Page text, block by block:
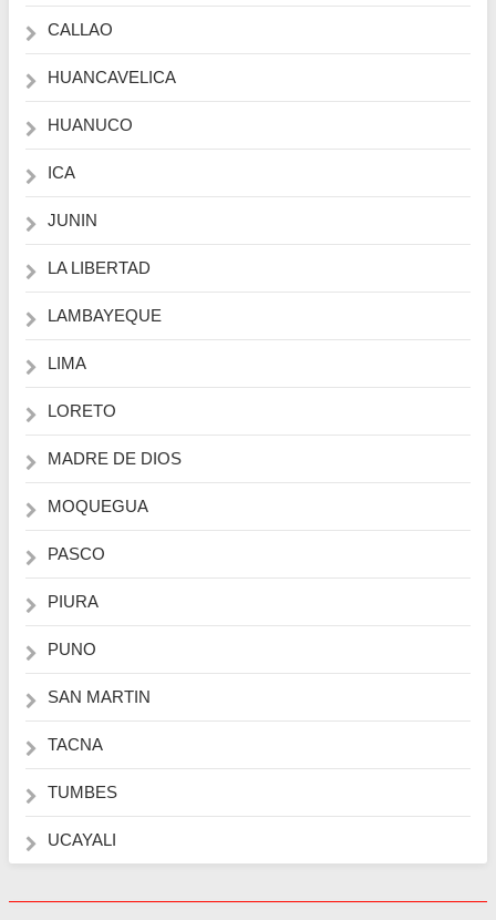
CALLAO
HUANCAVELICA
HUANUCO
ICA
JUNIN
LA LIBERTAD
LAMBAYEQUE
LIMA
LORETO
MADRE DE DIOS
MOQUEGUA
PASCO
PIURA
PUNO
SAN MARTIN
TACNA
TUMBES
UCAYALI